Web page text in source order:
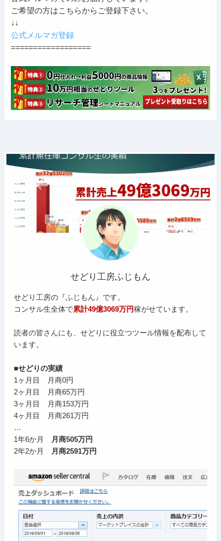
ご希望の方はこちらからご登録下さい。
↓↓
公式メルマガ登録
==================
せどり工房ふじもん
せどり工房の『ふじもん』です。
コンサル生全体で累計49億3069万円稼がせています。
読者の皆さんにも、せどりに役立つツール情報を配布して
います。
■せどりの実績
1ヶ月目 月商0円
2ヶ月目 月商65万円
3ヶ月目 月商153万円
4ヶ月目 月商261万円
…
1年6か月
月商505万円
2年2か月
月商2591万円